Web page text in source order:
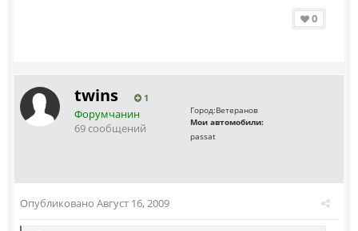
0
twins 1
Форумчанин
69 сообщений
Город:Ветеранов
Мои автомобили:
passat
Опубликовано Август 16, 2009